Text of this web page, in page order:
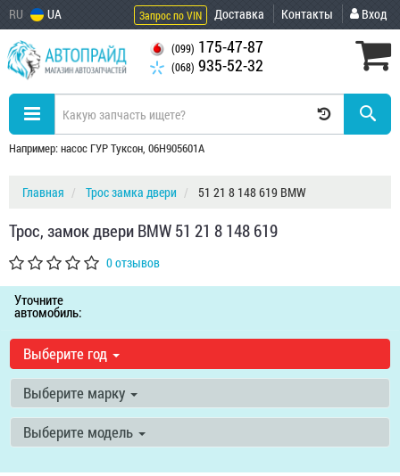
RU UA Запрос по VIN Доставка Контакты Вход
(099) 175-47-87
(068) 935-52-32
Например: насос ГУР Туксон, 06H905601A
Главная Трос замка двери 51 21 8 148 619 BMW
Трос, замок двери BMW 51 21 8 148 619
0 отзывов
Уточните
автомобиль:
Выберите год
Выберите марку
Выберите модель